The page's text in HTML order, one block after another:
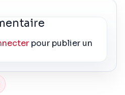
pour publier un